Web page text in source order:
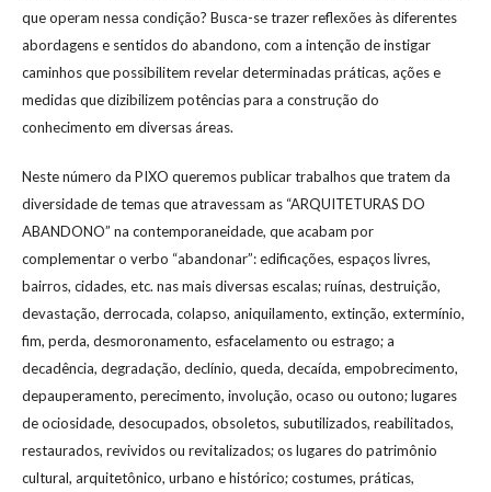
que operam nessa condição? Busca-se trazer reflexões às diferentes
abordagens e sentidos do abandono, com a intenção de instigar
caminhos que possibilitem revelar determinadas práticas, ações e
medidas que dizibilizem potências para a construção do
conhecimento em diversas áreas.
Neste número da PIXO queremos publicar trabalhos que tratem da
diversidade de temas que atravessam as “ARQUITETURAS DO
ABANDONO” na contemporaneidade, que acabam por
complementar o verbo “abandonar”: edificações, espaços livres,
bairros, cidades, etc. nas mais diversas escalas; ruínas, destruição,
devastação, derrocada, colapso, aniquilamento, extinção, extermínio,
fim, perda, desmoronamento, esfacelamento ou estrago; a
decadência, degradação, declínio, queda, decaída, empobrecimento,
depauperamento, perecimento, involução, ocaso ou outono; lugares
de ociosidade, desocupados, obsoletos, subutilizados, reabilitados,
restaurados, revividos ou revitalizados; os lugares do patrimônio
cultural, arquitetônico, urbano e histórico; costumes, práticas,